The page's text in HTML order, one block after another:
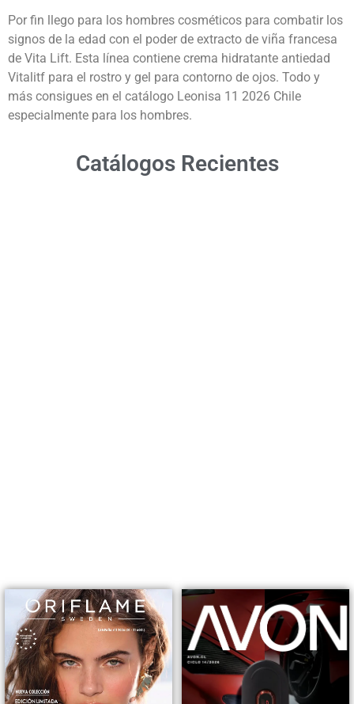
Por fin llego para los hombres cosméticos para combatir los
signos de la edad con el poder de extracto de viña francesa
de Vita Lift. Esta línea contiene crema hidratante antiedad
Vitalitf para el rostro y gel para contorno de ojos. Todo y
más consigues en el catálogo Leonisa 11 2026 Chile
especialmente para los hombres.
Catálogos Recientes